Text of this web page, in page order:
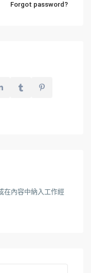
Forgot password?
在內容中納入工作經